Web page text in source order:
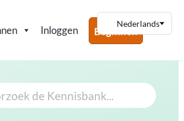
Inloggen Beginnen